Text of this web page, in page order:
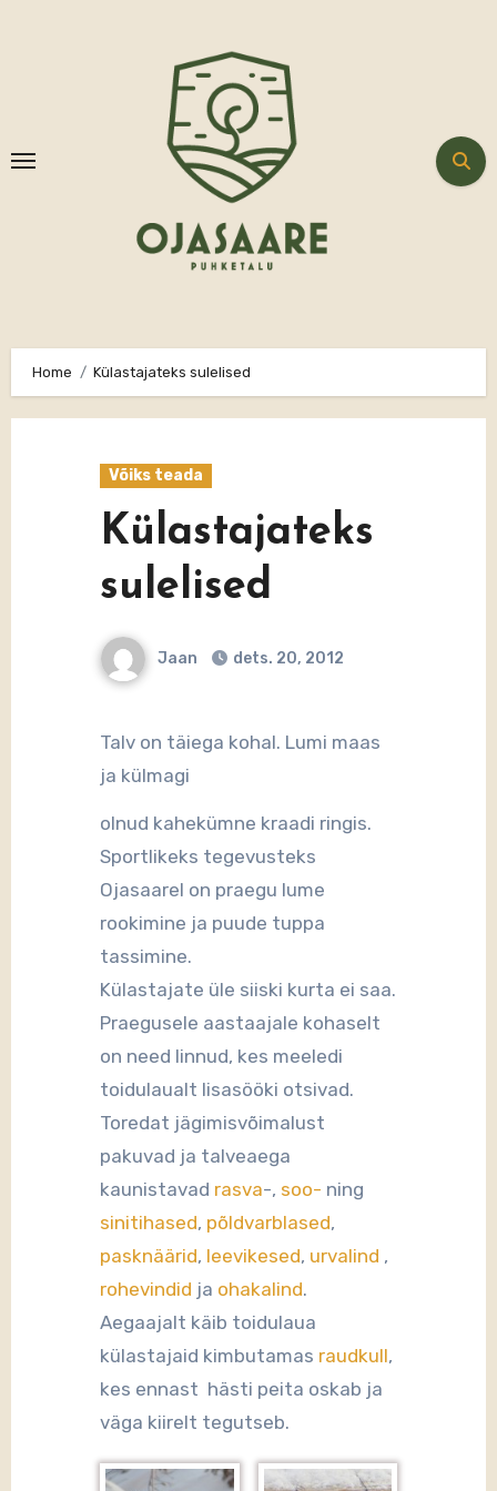
Home Külastajateks sulelised
Võiks teada
Külastajateks
sulelised
Jaan dets. 20, 2012
Talv on täiega kohal. Lumi maas
ja külmagi
olnud kahekümne kraadi ringis.
Sportlikeks tegevusteks
Ojasaarel on praegu lume
rookimine ja puude tuppa
tassimine.
Külastajate üle siiski kurta ei saa.
Praegusele aastaajale kohaselt
on need linnud, kes meeledi
toidulaualt lisasööki otsivad.
Toredat jägimisvõimalust
pakuvad ja talveaega
kaunistavad rasva-, soo- ning
sinitihased, põldvarblased,
pasknäärid, leevikesed, urvalind ,
rohevindid ja ohakalind.
Aegaajalt käib toidulaua
külastajaid kimbutamas raudkull,
kes ennast hästi peita oskab ja
väga kiirelt tegutseb.